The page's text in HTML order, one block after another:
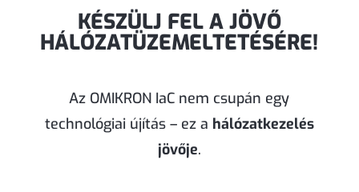
KÉSZÜLJ FEL A JÖVŐ
HÁLÓZATÜZEMELTETÉSÉRE!
Az OMIKRON IaC nem csupán egy
technológiai újítás – ez a hálózatkezelés
jövője.